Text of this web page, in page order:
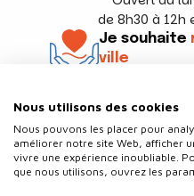
de 8h30 à 12h
Je souhaite
ville
Nous utilisons des cookies
Nous pouvons les placer pour
améliorer notre site Web, afficher
vivre une expérience inoubliable.
que nous utilisons, ouvrez les